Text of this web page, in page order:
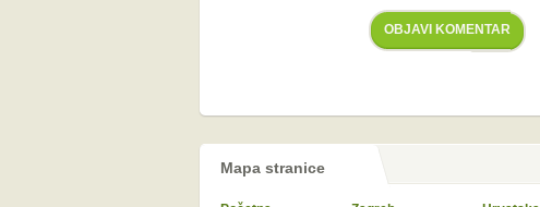
OBJAVI KOMENTAR
Mapa stranice